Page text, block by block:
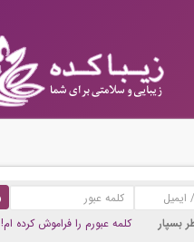
بسپار
کلمه عبورم را فراموش کرده ام!